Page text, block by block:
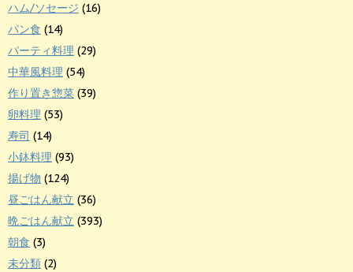
ハム/ソセージ (16)
パン食 (14)
パーティ料理 (29)
中華風料理 (54)
作り置き惣菜 (39)
卵料理 (53)
寿司 (14)
小鉢料理 (93)
揚げ物 (124)
昼ごはん献立 (36)
晩ごはん献立 (393)
朝食 (3)
未分類 (2)